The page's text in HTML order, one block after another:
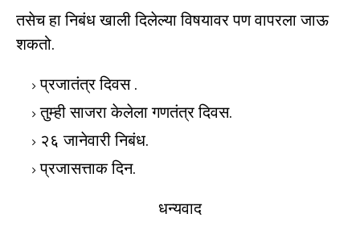
तसेच हा निबंध खाली दिलेल्या विषयावर पण वापरला जाऊ
शकतो.
प्रजातंत्र दिवस .
तुम्ही साजरा केलेला गणतंत्र दिवस.
२६ जानेवारी निबंध.
प्रजासत्ताक दिन.
धन्यवाद